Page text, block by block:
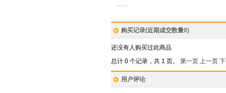
……
购买记录(近期成交数量0)
还没有人购买过此商品
总计 0 个记录，共 1 页。 第一页 上一页
用户评论